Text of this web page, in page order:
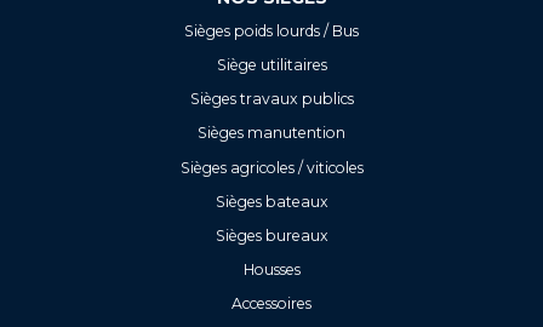
Sièges poids lourds / Bus
Siège utilitaires
Sièges travaux publics
Sièges manutention
Sièges agricoles / viticoles
Sièges bateaux
Sièges bureaux
Housses
Accessoires